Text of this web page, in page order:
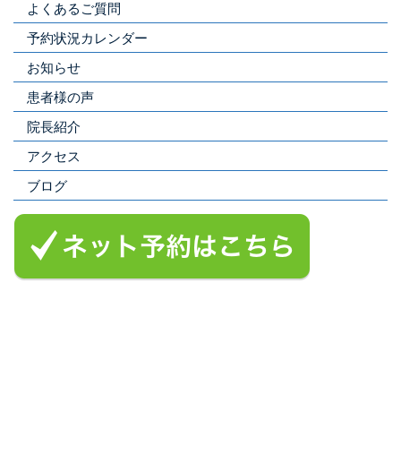
よくあるご質問
予約状況カレンダー
お知らせ
患者様の声
院長紹介
アクセス
ブログ